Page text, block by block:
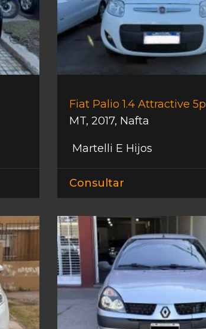
Fiat Palio 1.4 Attractive 5p
MT, 2017, Nafta
Martelli E Hijos
Consultar